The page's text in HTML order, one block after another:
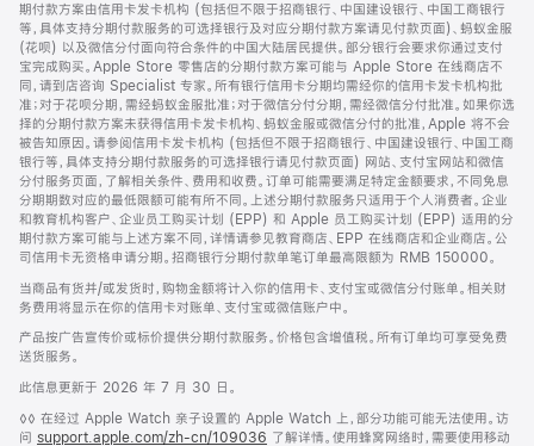
期付款方案由信用卡发卡机构 (包括但不限于招商银行、中国建设银行、中国工商银行
等，具体支持分期付款服务的可选择银行及对应分期付款方案请见付款页面)、蚂蚁金服
(花呗) 以及微信分付面向符合条件的中国大陆居民提供。部分银行会要求你通过支付
宝完成购买。Apple Store 零售店的分期付款方案可能与 Apple Store 在线商店不
同，请到店咨询 Specialist 专家。所有银行信用卡分期均需经你的信用卡发卡机构批
准；对于花呗分期，需经蚂蚁金服批准；对于微信分付分期，需经微信分付批准。如果你选
择的分期付款方案未获得信用卡发卡机构、蚂蚁金服或微信分付的批准，Apple 将不会
被告知原因。请参阅信用卡发卡机构 (包括但不限于招商银行、中国建设银行、中国工商
银行等，具体支持分期付款服务的可选择银行请见付款页面) 网站、支付宝网站和微信
分付服务页面，了解相关条件、费用和收费。订单可能需要满足特定金额要求，不同免息
分期期数对应的最低限额可能有所不同。上述分期付款服务只适用于个人消费者。企业
和教育机构客户、企业员工购买计划 (EPP) 和 Apple 员工购买计划 (EPP) 适用的分
期付款方案可能与上述方案不同，详情请参见教育商店、EPP 在线商店和企业商店。公
司信用卡无资格申请分期。招商银行分期付款单笔订单最高限额为 RMB 150000。
当商品有货并/或发货时，购物金额将计入你的信用卡、支付宝或微信分付账单。相关财
务费用将显示在你的信用卡对账单、支付宝或微信账户中。
产品按广告宣传价或标价提供分期付款服务。价格包含增值税。所有订单均可享受免费
送货服务。
此信息更新于 2026 年 7 月 30 日。
脚
注
◊◊ 在经过 Apple Watch 亲子设置的 Apple Watch 上，部分功能可能无法使用。访
问 support.apple.com/zh-cn/109036 (在
了解详情。使用蜂窝网络时，需要使用移动